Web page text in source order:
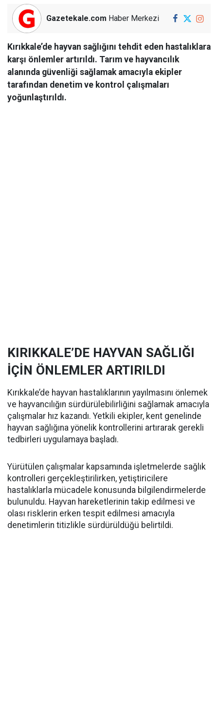
Gazetekale.com Haber Merkezi
Kırıkkale’de hayvan sağlığını tehdit eden hastalıklara
karşı önlemler artırıldı. Tarım ve hayvancılık
alanında güvenliği sağlamak amacıyla ekipler
tarafından denetim ve kontrol çalışmaları
yoğunlaştırıldı.
KIRIKKALE’DE HAYVAN SAĞLIĞI
İÇİN ÖNLEMLER ARTIRILDI
Kırıkkale’de hayvan hastalıklarının yayılmasını önlemek
ve hayvancılığın sürdürülebilirliğini sağlamak amacıyla
çalışmalar hız kazandı. Yetkili ekipler, kent genelinde
hayvan sağlığına yönelik kontrollerini artırarak gerekli
tedbirleri uygulamaya başladı.
Yürütülen çalışmalar kapsamında işletmelerde sağlık
kontrolleri gerçekleştirilirken, yetiştiricilere
hastalıklarla mücadele konusunda bilgilendirmelerde
bulunuldu. Hayvan hareketlerinin takip edilmesi ve
olası risklerin erken tespit edilmesi amacıyla
denetimlerin titizlikle sürdürüldüğü belirtildi.